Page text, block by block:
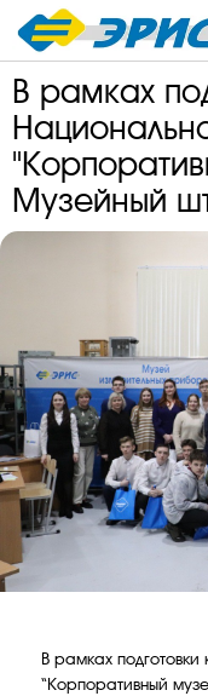
В рамках
Музейный
В рамках
“Корпоративный